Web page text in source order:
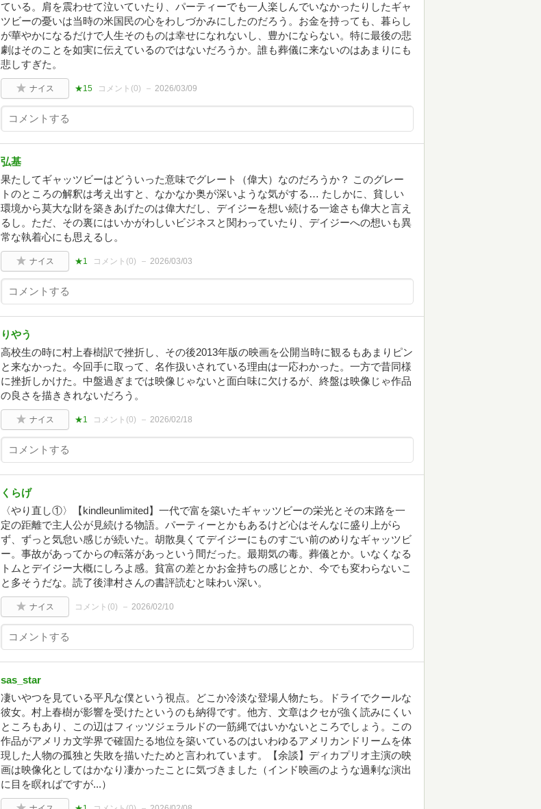
ている。肩を震わせて泣いていたり、パーティーでも一人楽しんでいなかったりしたギャ
ツビーの憂いは当時の米国民の心をわしづかみにしたのだろう。お金を持っても、暮らし
が華やかになるだけで人生そのものは幸せになれないし、豊かにならない。特に最後の悲
劇はそのことを如実に伝えているのではないだろうか。誰も葬儀に来ないのはあまりにも
悲しすぎた。
ナイス ★15 コメント(0) 2026/03/09
弘基
果たしてギャッツビーはどういった意味でグレート（偉大）なのだろうか？ このグレー
トのところの解釈は考え出すと、なかなか奥が深いような気がする… たしかに、貧しい
環境から莫大な財を築きあげたのは偉大だし、デイジーを想い続ける一途さも偉大と言え
るし。ただ、その裏にはいかがわしいビジネスと関わっていたり、デイジーへの想いも異
常な執着心にも思えるし。
ナイス ★1 コメント(0) 2026/03/03
りやう
高校生の時に村上春樹訳で挫折し、その後2013年版の映画を公開当時に観るもあまりピン
と来なかった。今回手に取って、名作扱いされている理由は一応わかった。一方で昔同様
に挫折しかけた。中盤過ぎまでは映像じゃないと面白味に欠けるが、終盤は映像じゃ作品
の良さを描ききれないだろう。
ナイス ★1 コメント(0) 2026/02/18
くらげ
〈やり直し①〉【kindleunlimited】一代で富を築いたギャッツビーの栄光とその末路を一
定の距離で主人公が見続ける物語。パーティーとかもあるけど心はそんなに盛り上がら
ず、ずっと気怠い感じが続いた。胡散臭くてデイジーにものすごい前のめりなギャッツビ
ー。事故があってからの転落があっという間だった。最期気の毒。葬儀とか。いなくなる
トムとデイジー大概にしろよ感。貧富の差とかお金持ちの感じとか、今でも変わらないこ
と多そうだな。読了後津村さんの書評読むと味わい深い。
ナイス コメント(0) 2026/02/10
sas_star
凄いやつを見ている平凡な僕という視点。どこか冷淡な登場人物たち。ドライでクールな
彼女。村上春樹が影響を受けたというのも納得です。他方、文章はクセが強く読みにくい
ところもあり、この辺はフィッツジェラルドの一筋縄ではいかないところでしょう。この
作品がアメリカ文学界で確固たる地位を築いているのはいわゆるアメリカンドリームを体
現した人物の孤独と失敗を描いたためと言われています。【余談】ディカプリオ主演の映
画は映像化としてはかなり凄かったことに気づきました（インド映画のような過剰な演出
に目を瞑ればですが...）